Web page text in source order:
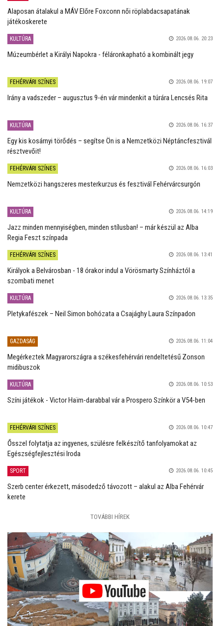
Alaposan átalakul a MÁV Előre Foxconn női röplabdacsapatának
játékoskerete
KULTÚRA 2026.08.06. 20:23
Múzeumbérlet a Királyi Napokra - féláronkapható a kombinált jegy
FEHÉRVÁRI SZÍNES 2026.08.06. 19:07
Irány a vadszeder – augusztus 9-én vár mindenkit a túrára Lencsés Rita
KULTÚRA 2026.08.06. 16:37
Egy kis kosárnyi törődés – segítse Ön is a Nemzetközi Néptáncfesztivál
résztvevőit!
FEHÉRVÁRI SZÍNES 2026.08.06. 16:03
Nemzetközi hangszeres mesterkurzus és fesztivál Fehérvárcsurgón
KULTÚRA 2026.08.06. 14:19
Jazz minden mennyiségben, minden stílusban! – már készül az Alba
Regia Feszt színpada
FEHÉRVÁRI SZÍNES 2026.08.06. 13:41
Királyok a Belvárosban - 18 órakor indul a Vörösmarty Színháztól a
szombati menet
KULTÚRA 2026.08.06. 13:35
Pletykafészek – Neil Simon bohózata a Csajághy Laura Színpadon
GAZDASÁG 2026.08.06. 11:04
Megérkeztek Magyarországra a székesfehérvári rendeltetésű Zonson
midibuszok
KULTÚRA 2026.08.06. 10:53
Színi játékok - Victor Haïm-darabbal vár a Prospero Színkör a V54-ben
FEHÉRVÁRI SZÍNES 2026.08.06. 10:47
Ősszel folytatja az ingyenes, szülésre felkészítő tanfolyamokat az
Egészségfejlesztési Iroda
SPORT 2026.08.06. 10:45
Szerb center érkezett, másodedző távozott – alakul az Alba Fehérvár
kerete
TOVÁBBI HÍREK